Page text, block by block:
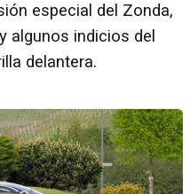
especial del Zonda,
algunos indicios del
delantera.